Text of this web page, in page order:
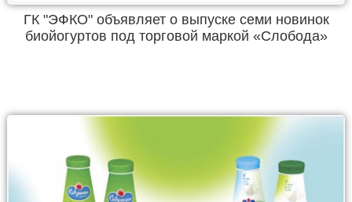
ГК "ЭФКО" объявляет о выпуске семи новинок
биойогуртов под торговой маркой «Слобода»